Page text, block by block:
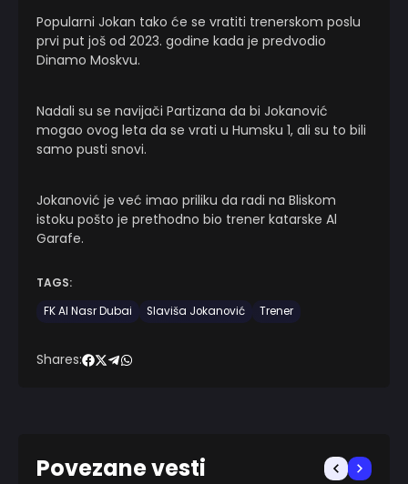
Popularni Jokan tako će se vratiti trenerskom poslu
prvi put još od 2023. godine kada je predvodio
Dinamo Moskvu.
Nadali su se navijači Partizana da bi Jokanović
mogao ovog leta da se vrati u Humsku 1, ali su to bili
samo pusti snovi.
Jokanović je već imao priliku da radi na Bliskom
istoku pošto je prethodno bio trener katarske Al
Garafe.
TAGS:
FK Al Nasr Dubai
Slaviša Jokanović Trener
Shares:
Povezane vesti